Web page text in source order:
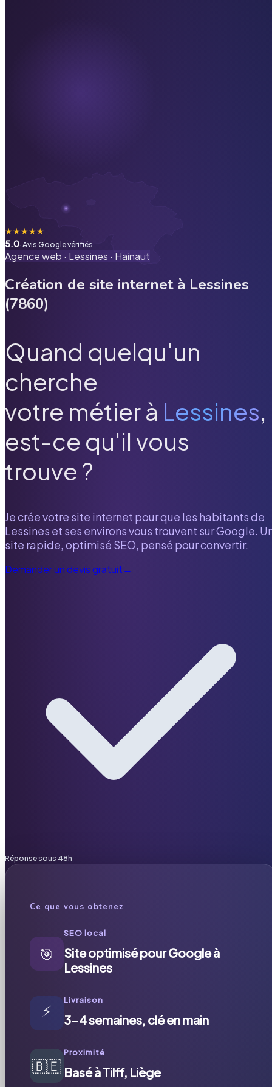
★★★★★
5.0· Avis Google vérifiés
Agence web · Lessines · Hainaut
Création de site internet à Lessines
(7860)
Quand quelqu'un
cherche
votre métier à Lessines,
est-ce qu'il vous
trouve ?
Je crée votre site internet pour que les habitants de
Lessines et ses environs vous trouvent sur Google.
site rapide, optimisé SEO, pensé pour convertir.
Demander un devis gratuit→
Réponse sous 48h
Ce que vous obtenez
🎯
SEO local
Site optimisé pour Google à
Lessines
⚡
Livraison
3-4 semaines, clé en main
🇧🇪
Proximité
Basé à Tilff, Liège